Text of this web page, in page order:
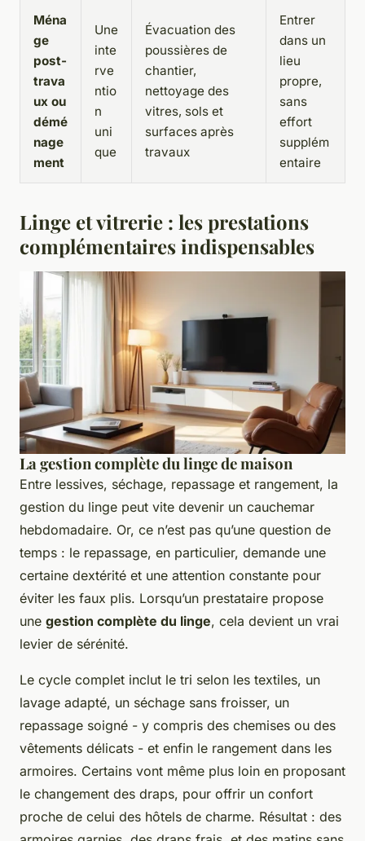
Ména
ge
post-
trava
ux ou
démé
nage
ment
Une
inte
rve
ntio
n
uni
que
Évacuation des
poussières de
chantier,
nettoyage des
vitres, sols et
surfaces après
travaux
Entrer
dans un
lieu
propre,
sans
effort
supplém
entaire
Linge et vitrerie : les prestations
complémentaires indispensables
La gestion complète du linge de maison
Entre lessives, séchage, repassage et rangement, la
gestion du linge peut vite devenir un cauchemar
hebdomadaire. Or, ce n’est pas qu’une question de
temps : le repassage, en particulier, demande une
certaine dextérité et une attention constante pour
éviter les faux plis. Lorsqu’un prestataire propose
une gestion complète du linge, cela devient un vrai
levier de sérénité.
Le cycle complet inclut le tri selon les textiles, un
lavage adapté, un séchage sans froisser, un
repassage soigné - y compris des chemises ou des
vêtements délicats - et enfin le rangement dans les
armoires. Certains vont même plus loin en proposant
le changement des draps, pour offrir un confort
proche de celui des hôtels de charme. Résultat : des